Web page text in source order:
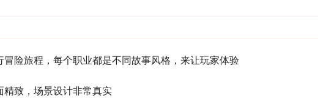
险旅程，每个职业都是不同故事风格，来让玩家体验
精致，场景设计非常真实